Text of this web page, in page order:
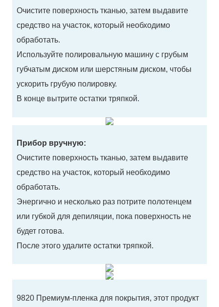
9820 Премиум-пленка для покрытия, этот продукт
Прибор вручную:
Очистите поверхность тканью, затем выдавите
средство на участок, который необходимо
обработать.
Энергично и несколько раз потрите полотенцем
или губкой для депиляции, пока поверхность не
будет готова.
После этого удалите остатки тряпкой.
Очистите поверхность тканью, затем выдавите
средство на участок, который необходимо
обработать.
Используйте полировальную машину с грубым
губчатым диском или шерстяным диском, чтобы
ускорить грубую полировку.
В конце вытрите остатки тряпкой.